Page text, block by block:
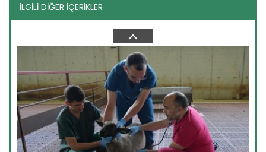
İLGİLİ DİĞER İÇERİKLER
Otonom çiftlikte yapay zekalı...
Yapay zeka destekli otonom çiftlik için imzalara atıldı....
Devamını Oku ->